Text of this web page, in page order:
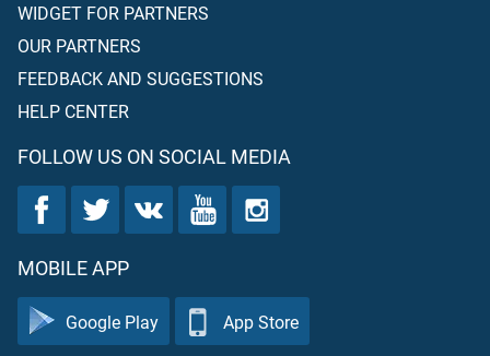
WIDGET FOR PARTNERS
OUR PARTNERS
FEEDBACK AND SUGGESTIONS
HELP CENTER
FOLLOW US ON SOCIAL MEDIA
MOBILE APP
Google Play App Store